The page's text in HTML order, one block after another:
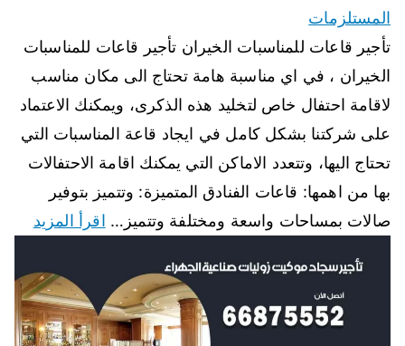
المستلزمات
تأجير قاعات للمناسبات الخيران تأجير قاعات للمناسبات
الخيران ، في اي مناسبة هامة تحتاج الى مكان مناسب
لاقامة احتفال خاص لتخليد هذه الذكرى، ويمكنك الاعتماد
على شركتنا بشكل كامل في ايجاد قاعة المناسبات التي
تحتاج اليها، وتتعدد الاماكن التي يمكنك اقامة الاحتفالات
بها من اهمها: قاعات الفنادق المتميزة: وتتميز بتوفير
صالات بمساحات واسعة ومختلفة وتتميز… اقرأ المزيد